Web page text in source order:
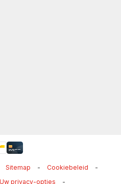
Sitemap - Cookiebeleid
-
Uw privacy-opties -